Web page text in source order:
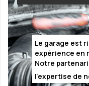
Le garage est
expérience en
Notre
l'expertise de